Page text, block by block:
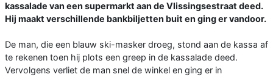
kassalade van een supermarkt aan de Vlissingsestraat deed.
Hij maakt verschillende bankbiljetten buit en ging er vandoor.
De man, die een blauw ski-masker droeg, stond aan de kassa af
te rekenen toen hij plots een greep in de kassalade deed.
Vervolgens verliet de man snel de winkel en ging er in